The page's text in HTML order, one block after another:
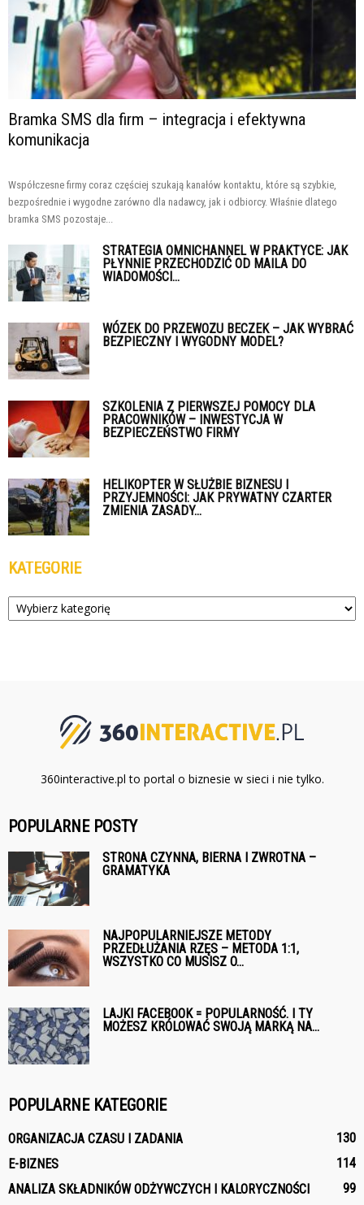
Bramka SMS dla firm – integracja i efektywna
komunikacja
Współczesne firmy coraz częściej szukają kanałów kontaktu, które są szybkie,
bezpośrednie i wygodne zarówno dla nadawcy, jak i odbiorcy. Właśnie dlatego
bramka SMS pozostaje...
STRATEGIA OMNICHANNEL W PRAKTYCE: JAK
PŁYNNIE PRZECHODZIĆ OD MAILA DO
WIADOMOŚCI...
WÓZEK DO PRZEWOZU BECZEK – JAK WYBRAĆ
BEZPIECZNY I WYGODNY MODEL?
SZKOLENIA Z PIERWSZEJ POMOCY DLA
PRACOWNIKÓW – INWESTYCJA W
BEZPIECZEŃSTWO FIRMY
HELIKOPTER W SŁUŻBIE BIZNESU I
PRZYJEMNOŚCI: JAK PRYWATNY CZARTER
ZMIENIA ZASADY...
KATEGORIE
Kategorie
360interactive.pl to portal o biznesie w sieci i nie tylko.
POPULARNE POSTY
STRONA CZYNNA, BIERNA I ZWROTNA –
GRAMATYKA
NAJPOPULARNIEJSZE METODY
PRZEDŁUŻANIA RZĘS – METODA 1:1,
WSZYSTKO CO MUSISZ O...
LAJKI FACEBOOK = POPULARNOŚĆ. I TY
MOŻESZ KRÓLOWAĆ SWOJĄ MARKĄ NA...
POPULARNE KATEGORIE
ORGANIZACJA CZASU I ZADANIA
130
E-BIZNES
114
ANALIZA SKŁADNIKÓW ODŻYWCZYCH I KALORYCZNOŚCI
99